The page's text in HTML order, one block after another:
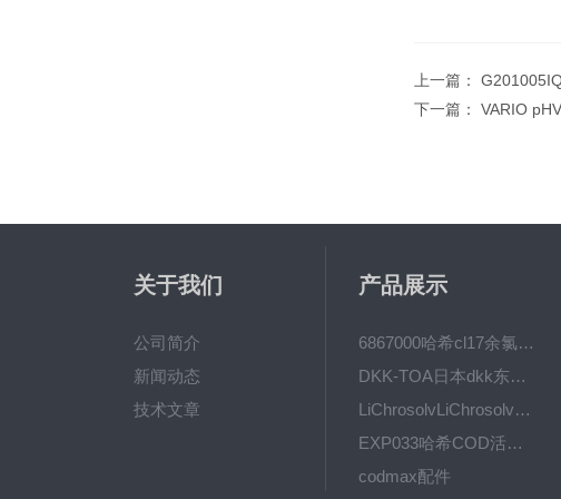
上一篇：
下一篇： VARIO
关于我们
公司简介
新闻动态
技术文章
产品展示
6867000哈希cl17余氯分析仪色度计模块、哈希cl17比色池现货
DKK-TOA日本dkk东亚电波水质仪器电极耗材
LiChrosolvLiChrosolv®HPLC色谱纯溶剂
EXP033哈希COD活塞泵价格 EXP033
codmax配件